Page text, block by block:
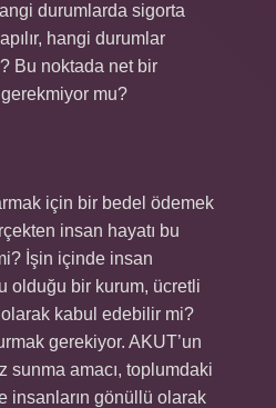
durumlarda sigorta
hangi durumlar
Bu noktada net bir
gerekmiyor mu?
için bir bedel ödemek
insan hayatı bu
İşin içinde insan
olduğu bir kurum, ücretli
olarak kabul edebilir mi?
gerekiyor. AKUT’un
sunma amacı, toplumdaki
insanların gönüllü olarak